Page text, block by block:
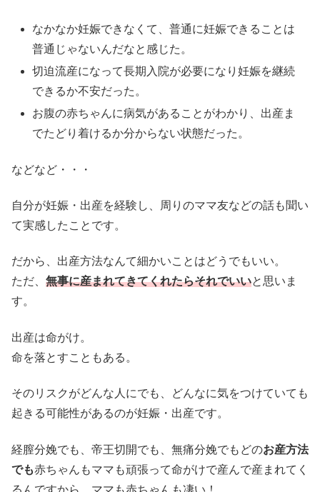
なかなか妊娠できなくて、普通に妊娠できることは
普通じゃないんだなと感じた。
切迫流産になって長期入院が必要になり妊娠を継続
できるか不安だった。
お腹の赤ちゃんに病気があることがわかり、出産ま
でたどり着けるか分からない状態だった。
などなど・・・
自分が妊娠・出産を経験し、周りのママ友などの話も聞い
て実感したことです。
だから、出産方法なんて細かいことはどうでもいい。
ただ、 無事に産まれてきてくれたらそれでいいと思いま
す。
出産は命がけ。
命を落とすこともある。
そのリスクがどんな人にでも、どんなに気をつけていても
起きる可能性があるのが妊娠・出産です。
経膣分娩でも、帝王切開でも、無痛分娩でもどのお産方法
でも赤ちゃんもママも頑張って命がけで産んで産まれてく
るんですから、ママも赤ちゃんも凄い！